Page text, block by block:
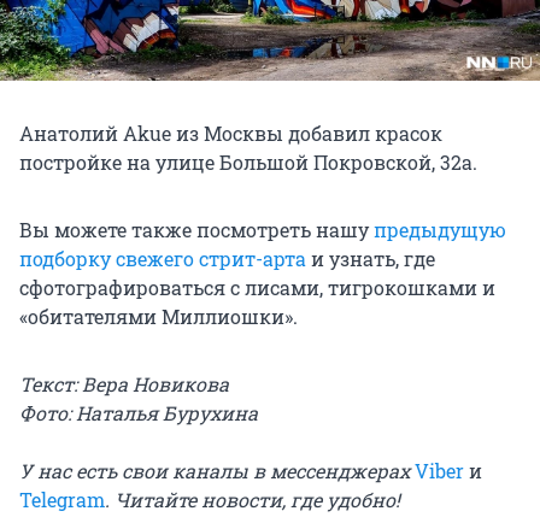
Анатолий Akue из Москвы добавил красок
постройке на улице Большой Покровской, 32а.
Вы можете также посмотреть нашупредыдущую
подборку свежего стрит-артаи узнать, где
сфотографироваться с лисами, тигрокошками и
«обитателями Миллиошки».
Текст: Вера Новикова
Фото: Наталья Бурухина
У нас есть свои каналы в мессенджерахViberи
Telegram. Читайте новости, где удобно!